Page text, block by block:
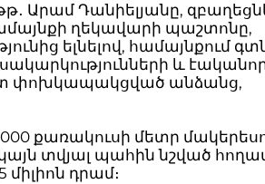
Արամ Դանիելյանը,
ղեկավարի պաշտոնը,
ելնելով, համայնքում
և
փոխկապակցված անձանց,
քառակուսի մետր
տվյալ պահին նշված
միլիոն դրամ։